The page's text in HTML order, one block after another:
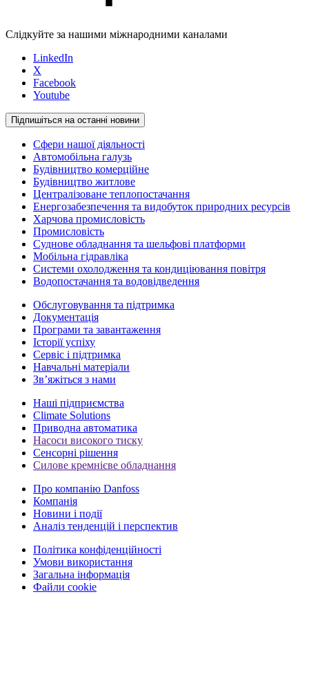
Слідкуйте за нашими міжнародними каналами
LinkedIn
X
Facebook
Youtube
Підпишіться на останні новини
Сфери нашої діяльності
Автомобільна галузь
Будівництво комерційне
Будівництво житлове
Централізоване теплопостачання
Енергозабезпечення та видобуток природних ресурсів
Харчова промисловість
Промисловість
Суднове обладнання та шельфові платформи
Мобільна гідравліка
Системи охолодження та кондиціювання повітря
Водопостачання та водовідведення
Обслуговування та підтримка
Документація
Програми та завантаження
Історії успіху
Сервіс і підтримка
Навчальні матеріали
Зв’яжіться з нами
Наші підприємства
Climate Solutions
Приводна автоматика
Насоси високого тиску
Сенсорні рішення
Силове кремнієве обладнання
Про компанію Danfoss
Компанія
Новини і події
Аналіз тенденцій і перспектив
Політика конфіденційності
Умови використання
Загальна інформація
Файли cookie